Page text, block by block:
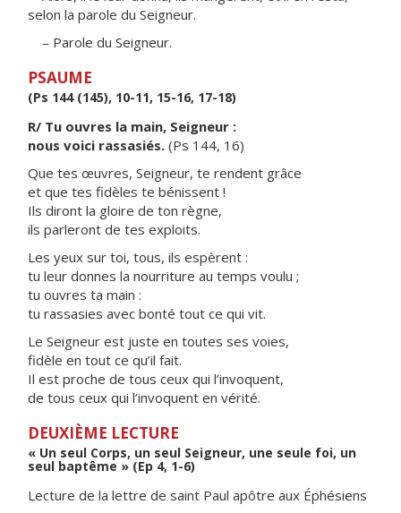
selon la parole du Seigneur.
– Parole du Seigneur.
PSAUME
(Ps 144 (145), 10-11, 15-16, 17-18)
R/ Tu ouvres la main, Seigneur :
nous voici rassasiés. (Ps 144, 16)
Que tes œuvres, Seigneur, te rendent grâce
et que tes fidèles te bénissent !
Ils diront la gloire de ton règne,
ils parleront de tes exploits.
Les yeux sur toi, tous, ils espèrent :
tu leur donnes la nourriture au temps voulu ;
tu ouvres ta main :
tu rassasies avec bonté tout ce qui vit.
Le Seigneur est juste en toutes ses voies,
fidèle en tout ce qu’il fait.
Il est proche de tous ceux qui l’invoquent,
de tous ceux qui l’invoquent en vérité.
DEUXIÈME LECTURE
« Un seul Corps, un seul Seigneur, une seule foi, un
seul baptême » (Ep 4, 1-6)
Lecture de la lettre de saint Paul apôtre aux Éphésiens